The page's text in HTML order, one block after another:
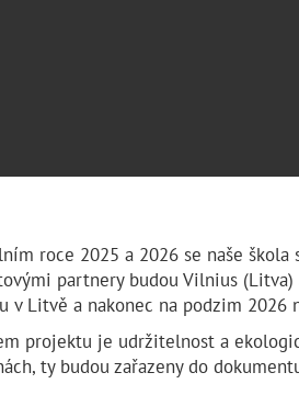
roce 2025 a 2026 se naše
partnery budou Vilnius
v Litvě a nakonec na podzim 2026
projektu je udržitelnost a
ty budou zařazeny do